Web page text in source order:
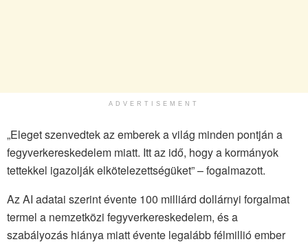
ADVERTISEMENT
„Eleget szenvedtek az emberek a világ minden pontján a
fegyverkereskedelem miatt. Itt az idő, hogy a kormányok
tettekkel igazolják elkötelezettségüket” – fogalmazott.
Az AI adatai szerint évente 100 milliárd dollárnyi forgalmat
termel a nemzetközi fegyverkereskedelem, és a
szabályozás hiánya miatt évente legalább félmillió ember